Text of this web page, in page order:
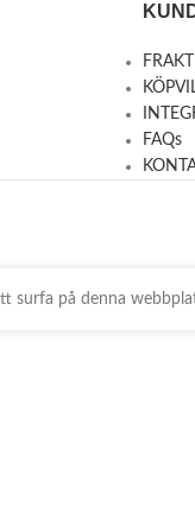
FRAKT
FAQs
på denna